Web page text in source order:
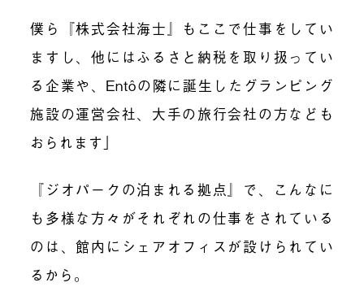
僕ら『株式会社海士』もここで仕事をしてい
ますし、他にはふるさと納税を取り扱ってい
る企業や、 Entôの隣に誕生したグランピング
施設の運営会社、大手の旅行会社の方なども
おられます」
『ジオパークの泊まれる拠点』で、こんなに
も多様な方々がそれぞれの仕事をされている
のは、館内にシェアオフィスが設けられてい
るから。